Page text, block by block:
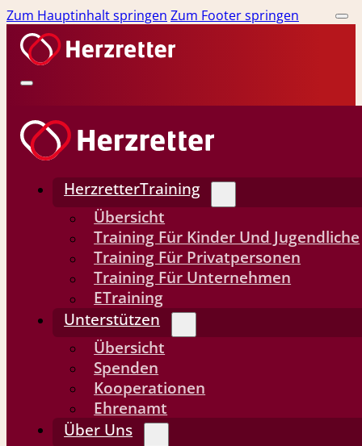
Zum Hauptinhalt springen Zum Footer springen
HerzretterTraining
Übersicht
Training Für Kinder Und Jugendliche
Training Für Privatpersonen
Training Für Unternehmen
ETraining
Unterstützen
Übersicht
Spenden
Kooperationen
Ehrenamt
Über Uns